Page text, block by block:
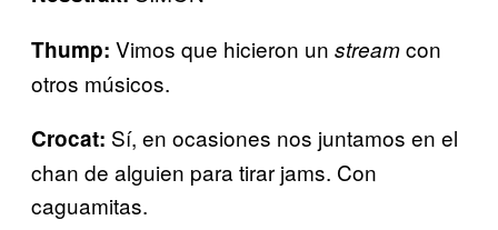
Thump: Vimos que hicieron un streamcon
otros músicos.
Crocat: Sí, en ocasiones nos juntamos en el
chan de alguien para tirar jams. Con
caguamitas.